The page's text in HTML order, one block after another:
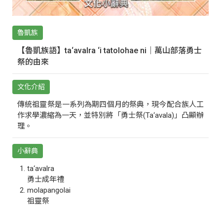
魯凱族
【魯凱族語】ta‘avalra ‘i tatolohae ni｜萬山部落勇士
祭的由來
文化介紹
傳統祖靈祭是一系列為期四個月的祭典，現今配合族人工
作求學濃縮為一天，並特別將「勇士祭(Ta‘avala)」凸顯辦
理。
小辭典
ta‘avalra
勇士成年禮
molapangolai
祖靈祭